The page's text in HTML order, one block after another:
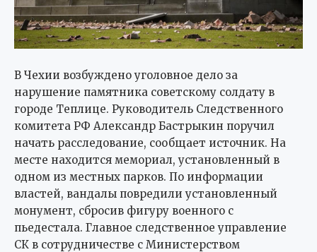
В Чехии возбуждено уголовное дело за
нарушение памятника советскому солдату в
городе Теплице. Руководитель Следственного
комитета РФ Александр Бастрыкин поручил
начать расследование, сообщает источник. На
месте находится мемориал, установленный в
одном из местных парков. По информации
властей, вандалы повредили установленный
монумент, сбросив фигуру военного с
пьедестала. Главное следственное управление
СК в сотрудничестве с Министерством